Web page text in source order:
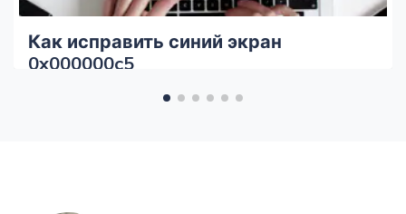
Как исправить синий экран
0x000000c5